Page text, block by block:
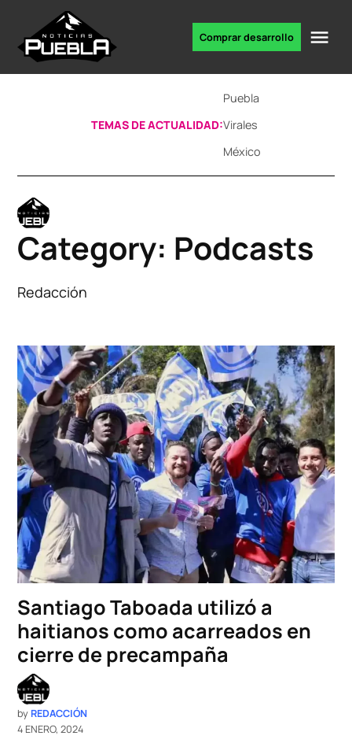
content
Comprar desarrollo
TEMAS DE ACTUALIDAD:
Puebla
Virales
México
Category: Podcasts
Redacción
Santiago Taboada utilizó a
haitianos como acarreados en
cierre de precampaña
by REDACCIÓN
4 ENERO, 2024